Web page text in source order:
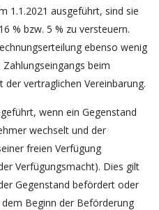
1.1.2021 ausgeführt, sind sie
% bzw. 5 % zu versteuern.
ebenso wenig
beim
vertraglichen Vereinbarung.
wenn ein Gegenstand
wechselt und der
freien Verfügung
Verfügungsmacht). Dies gilt
Gegenstand befördert oder
Beginn der Beförderung